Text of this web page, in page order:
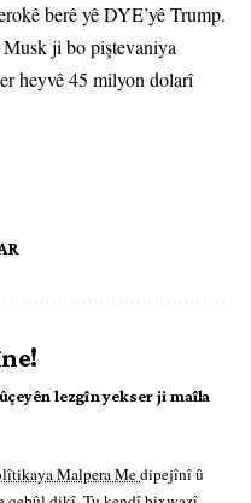
berê yê DYE’yê Trump.
ji bo piştevaniya
heyvê 45 milyon dolarî
lezgîn yekser ji maîla
Malpera Medipejînî û